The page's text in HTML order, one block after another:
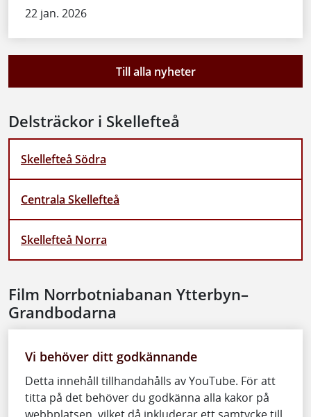
22 jan. 2026
Till alla nyheter
Delsträckor i Skellefteå
Skellefteå Södra
Centrala Skellefteå
Skellefteå Norra
Film Norrbotniabanan Ytterbyn–
Grandbodarna
Vi behöver ditt godkännande
Detta innehåll tillhandahålls av YouTube. För att
titta på det behöver du godkänna alla kakor på